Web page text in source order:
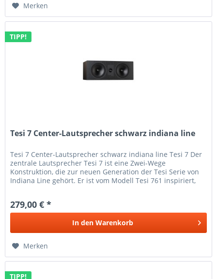
Merken
TIPP!
Tesi 7 Center-Lautsprecher schwarz indiana line
Tesi 7 Center-Lautsprecher schwarz indiana line Tesi 7 Der
zentrale Lautsprecher Tesi 7 ist eine Zwei-Wege
Konstruktion, die zur neuen Generation der Tesi Serie von
Indiana Line gehört. Er ist vom Modell Tesi 761 inspiriert,
279,00 € *
In den Warenkorb
Merken
TIPP!